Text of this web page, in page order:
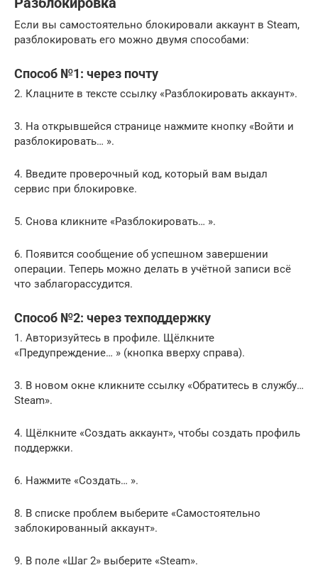
Разблокировка
Если вы самостоятельно блокировали аккаунт в Steam,
разблокировать его можно двумя способами:
Способ №1: через почту
2. Клацните в тексте ссылку «Разблокировать аккаунт».
3. На открывшейся странице нажмите кнопку «Войти и
разблокировать… ».
4. Введите проверочный код, который вам выдал
сервис при блокировке.
5. Снова кликните «Разблокировать… ».
6. Появится сообщение об успешном завершении
операции. Теперь можно делать в учётной записи всё
что заблагорассудится.
Способ №2: через техподдержку
1. Авторизуйтесь в профиле. Щёлкните
«Предупреждение… » (кнопка вверху справа).
3. В новом окне кликните ссылку «Обратитесь в службу…
Steam».
4. Щёлкните «Создать аккаунт», чтобы создать профиль
поддержки.
6. Нажмите «Создать… ».
8. В списке проблем выберите «Самостоятельно
заблокированный аккаунт».
9. В поле «Шаг 2» выберите «Steam».